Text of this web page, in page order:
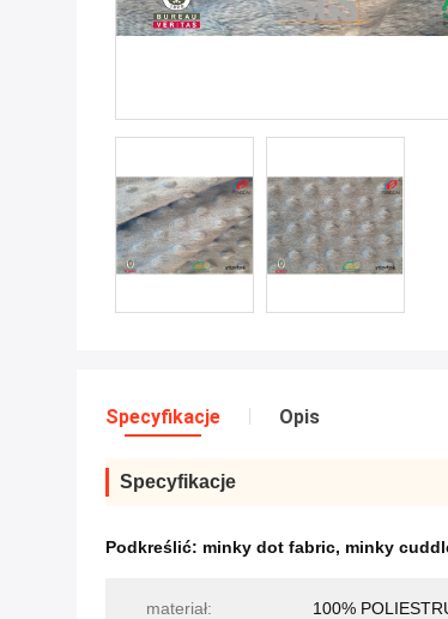
Specyfikacje Opis
Specyfikacje
Podkreślić: minky dot fabric, minky
materiał: 100%